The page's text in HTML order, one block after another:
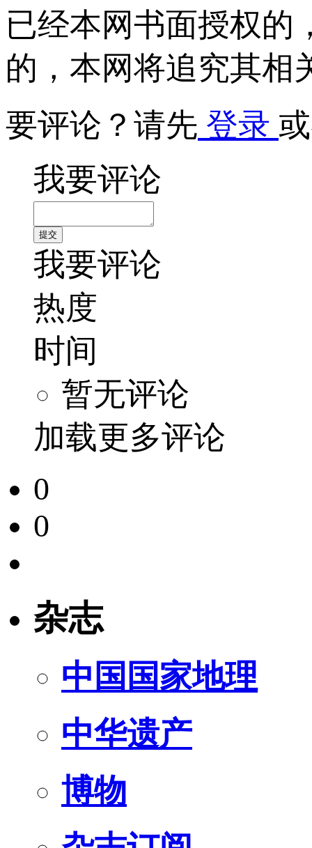
已经本网书面授权的
的，本网将追究其相
要评论？请先 登录
我要评论
我要评论
热度
时间
暂无评论
加载更多评论
0
0
杂志
中国国家地理
中华遗产
博物